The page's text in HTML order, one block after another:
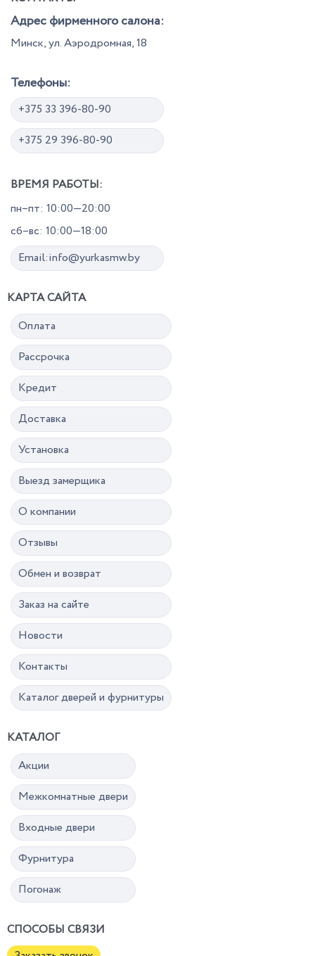
Адрес фирменного салона:
Минск, ул. Аэродромная, 18
Телефоны:
+375 33 396-80-90
+375 29 396-80-90
ВРЕМЯ РАБОТЫ:
пн–пт: 10:00—20:00
сб–вс: 10:00—18:00
Email:info@yurkasmw.by
КАРТА САЙТА
Оплата
Рассрочка
Кредит
Доставка
Установка
Выезд замерщика
О компании
Отзывы
Обмен и возврат
Заказ на сайте
Новости
Контакты
Каталог дверей и фурнитуры
КАТАЛОГ
Акции
Межкомнатные двери
Входные двери
Фурнитура
Погонаж
СПОСОБЫ СВЯЗИ